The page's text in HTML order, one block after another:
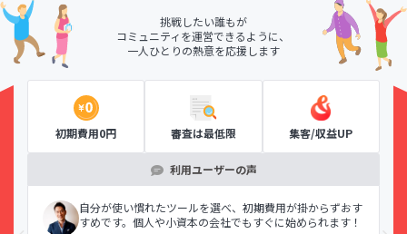
挑戦したい誰もが
コミュニティを運営できるように、
一人ひとりの熱意を応援します
初期費用0円 審査は最低限 集客/収益UP
利用ユーザーの声
自分が使い慣れたツールを選べ、初期費用が掛からずおす
すめです。個人や小資本の会社でもすぐに始められます！